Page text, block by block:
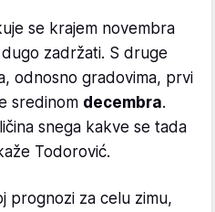
se krajem novembra
zadržati. S druge
odnosno gradovima, prvi
sredinom decembra.
snega kakve se tada
Todorović.
prognozi za celu zimu,